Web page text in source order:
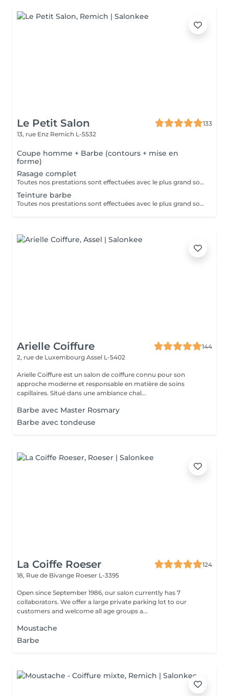
Le Petit Salon
133
13, rue Enz Remich L-5532
Coupe homme + Barbe (contours + mise en
forme)
Rasage complet
Toutes nos prestations sont effectuées avec le plus grand soin, accompagnées de serviettes chaudes et froides et des produits d'exception.
Teinture barbe
Toutes nos prestations sont effectuées avec le plus grand soin, accompagnées de serviettes chaudes et froides et des produits d'exception.
Arielle Coiffure
144
2, rue de Luxembourg Assel L-5402
Arielle Coiffure est un salon de coiffure connu pour son
approche moderne et responsable en matière de soins
capillaires. Situé dans une ambiance chal...
Barbe avec Master Rosmary
Barbe avec tondeuse
La Coiffe Roeser
124
18, Rue de Bivange Roeser L-3395
Open since September 1986, our salon currently has 7
collaborators. We offer a large private parking lot to our
customers and welcome all age groups a...
Moustache
Barbe